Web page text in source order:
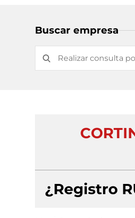
Buscar empresa
¿Registro